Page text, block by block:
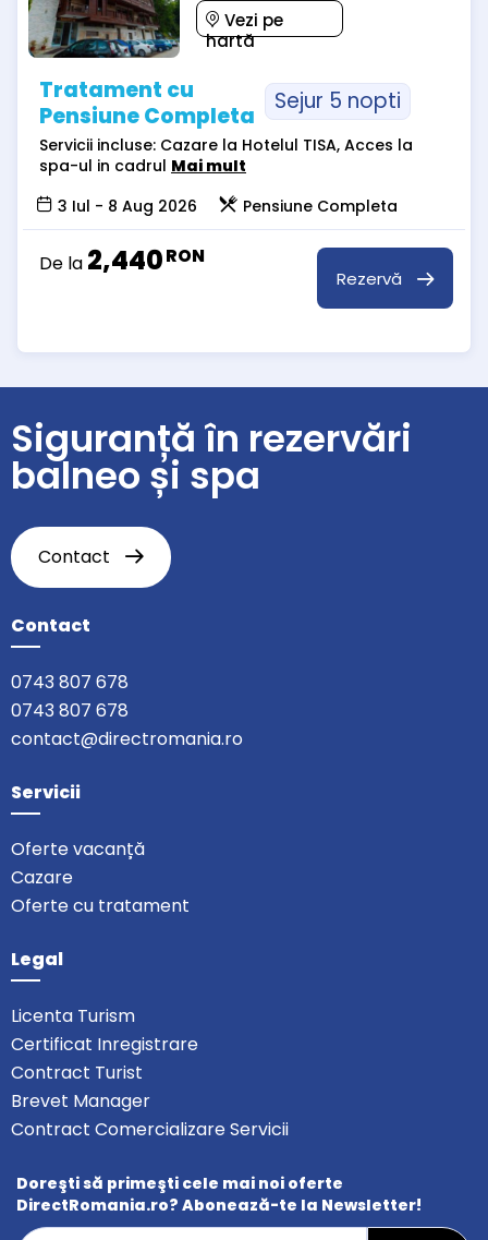
Vezi pe
hartă
Tratament cu
Pensiune Completa
Sejur 5 nopti
Servicii incluse: Cazare la Hotelul TISA, Acces la
spa-ul in cadrul Mai mult
3 Iul - 8 Aug 2026
Pensiune Completa
De la 2,440RON
Rezervă
Siguranță în rezervări
balneo și spa
Contact
Contact
0743 807 678
0743 807 678
contact@directromania.ro
Servicii
Oferte vacanță
Cazare
Oferte cu tratament
Legal
Licenta Turism
Certificat Inregistrare
Contract Turist
Brevet Manager
Contract Comercializare Servicii
Doreşti să primeşti cele mai noi oferte
DirectRomania.ro? Abonează-te la Newsletter!